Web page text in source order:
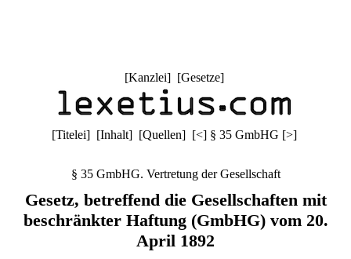
[Kanzlei] [Gesetze]
[Titelei] [Inhalt] [Quellen] [<] § 35 GmbHG [>]
§ 35 GmbHG. Vertretung der Gesellschaft
Gesetz, betreffend die Gesellschaften mit
beschränkter Haftung (GmbHG) vom 20.
April 1892